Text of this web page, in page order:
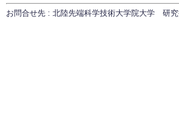
お問合せ先 : 北陸先端科学技術大学院大学 研